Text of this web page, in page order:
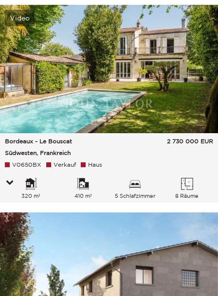
Video
Bordeaux - Le Bouscat
Südwesten, Frankreich
2 730 000 EUR
V0650BX Verkauf Haus
320 m² 410 m² 5 Schlafzimmer 8 Räume